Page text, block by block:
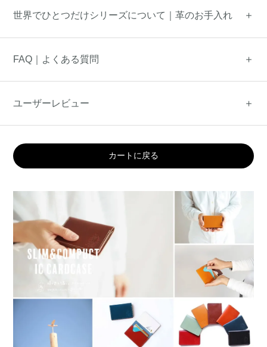
世界でひとつだけシリーズについて｜革のお手入れ
FAQ｜よくある質問
ユーザーレビュー
カートに戻る